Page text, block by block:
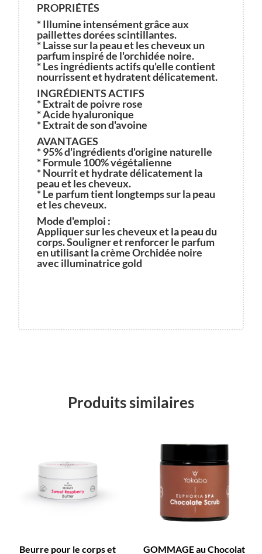
PROPRIÉTÉS
* Illumine intensément grâce aux
paillettes dorées scintillantes.
* Laisse sur la peau et les cheveux un
parfum inspiré de l'orchidée noire.
* Les ingrédients actifs qu'elle contient
nourrissent et hydratent délicatement.
INGRÉDIENTS ACTIFS
* Extrait de poivre rose
* Acide hyaluronique
* Extrait de son d'avoine
AVANTAGES
* 95% d'ingrédients d'origine naturelle
* Formule 100% végétalienne
* Nourrit et hydrate délicatement la
peau et les cheveux.
* Le parfum tient longtemps sur la peau
et les cheveux.
Mode d'emploi :
Appliquer sur les cheveux et la peau du
corps. Souligner et renforcer le parfum
en utilisant la crème Orchidée noire
avec illuminatrice gold
Produits similaires
Beurre pour le corps et
GOMMAGE au Chocolat